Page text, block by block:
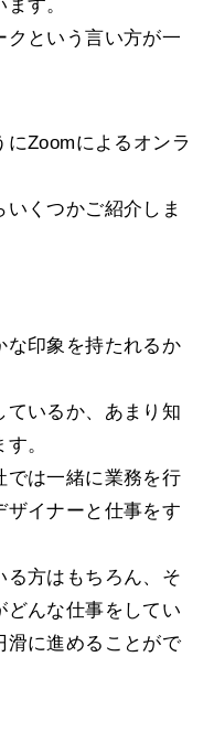
す。
クという言い方が一
Zoomによるオンラ
くつかご紹介しま
な印象を持たれるか
ているか、あまり知
。
では一緒に業務を行
ザイナーと仕事をす
る方はもちろん、そ
どんな仕事をしてい
滑に進めることがで